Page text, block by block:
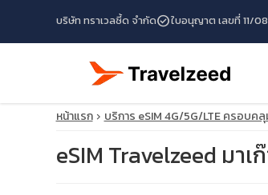
บริษัท ทราเวลซี้ด จำกัดcheck_circleใบอนุญาต เลขที่ 11/
หน้าแรก บริการ eSIM 4G/5G/LTE ครอบคลุ
eSIM Travelzeed มาเ